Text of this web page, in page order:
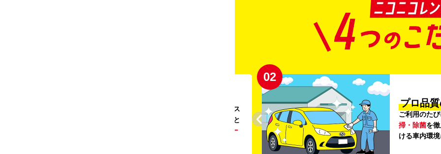
。ガソリンス
タンドや整備工場の既存インフラを活用すること
リー
02
プロ品
ご利用のた
掃・除菌を
ける車内環